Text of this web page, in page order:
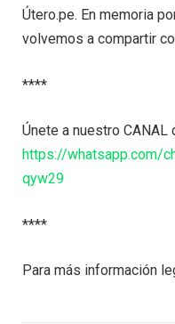
Útero.pe. En memoria
volvemos a compartir
****
Únete a nuestro CANAL
https://whatsapp.com/
qyw29
****
Para más información